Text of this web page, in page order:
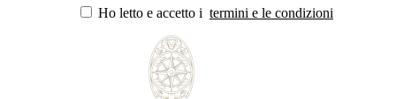
Ho letto e accetto i termini e le condizioni